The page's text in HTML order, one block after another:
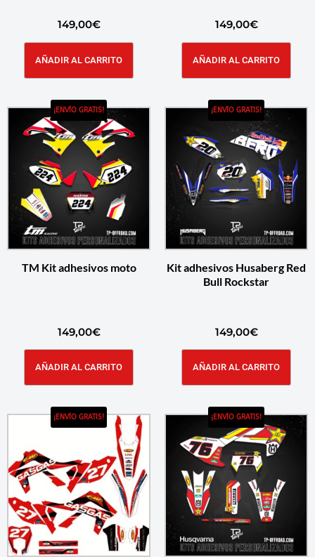
149,00€
AÑADIR AL CARRITO
149,00€
AÑADIR AL CARRITO
¡ENVÍO GRATIS!
TM Kit adhesivos moto
149,00€
AÑADIR AL CARRITO
¡ENVÍO GRATIS!
Kit adhesivos Husaberg Red
Bull Rockstar
149,00€
AÑADIR AL CARRITO
¡ENVÍO GRATIS! ¡ENVÍO GRATIS!